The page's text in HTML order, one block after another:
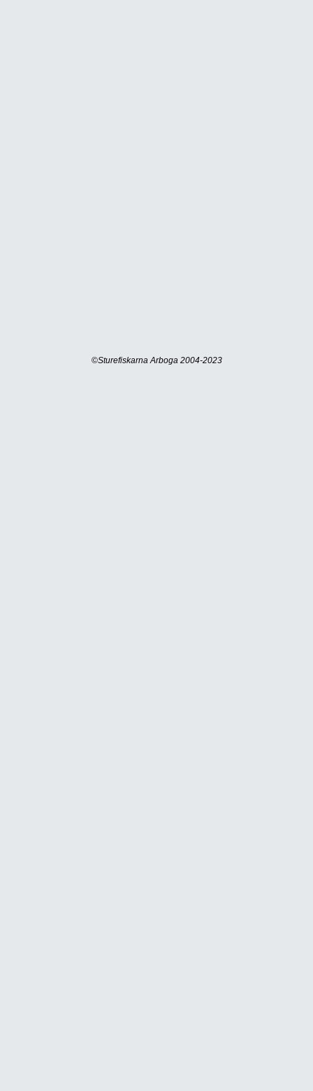
©Sturefiskarna Arboga 2004-2023